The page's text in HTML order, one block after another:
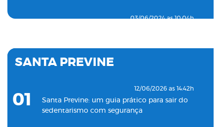
03/06/2024 as 10:04h
Clínica Santa Saúde inaugurará unidade no
município de Guarujá
SANTA PREVINE
01
12/06/2026 as 14:42h
Santa Previne: um guia prático para sair do
sedentarismo com segurança